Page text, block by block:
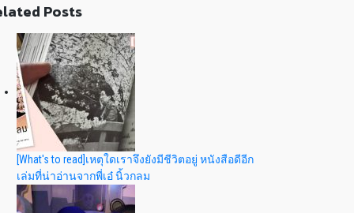
Posts
[What's to read]เหตุใดเราจึงยังมีชีวิตอยู่ หนังสือดีอีก
เล่มที่น่าอ่านจากพี่เอ๋ นิ้วกลม